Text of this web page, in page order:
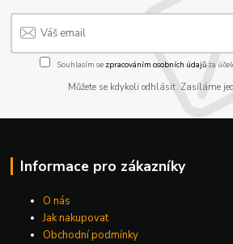
Souhlasím se zpracováním osobních údajůza
Můžete se kdykoli odhlásit. Zasíláme
Informace pro zákazníky
O nás
Jak nakupovat
Obchodní podmínky